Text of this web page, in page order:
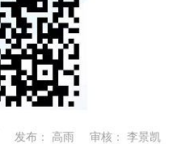
发布： 高雨 审核： 李景凯